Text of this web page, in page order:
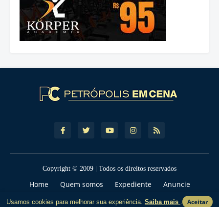
Usamos cookies para melhorar sua experiência. Saiba mais . Aceitar
Copyright © 2009 | Todos os direitos reservados
Home Quem somos Expediente
Anuncie
Termos de Uso